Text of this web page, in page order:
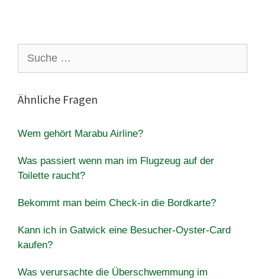
nach:
Ähnliche Fragen
Wem gehört Marabu Airline?
Was passiert wenn man im Flugzeug auf der
Toilette raucht?
Bekommt man beim Check-in die Bordkarte?
Kann ich in Gatwick eine Besucher-Oyster-Card
kaufen?
Was verursachte die Überschwemmung im